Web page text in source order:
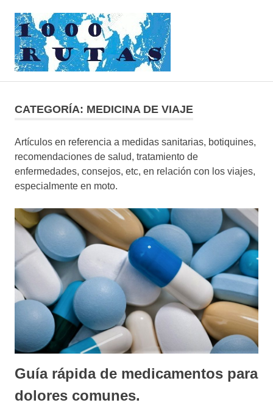
contenido
ruedas
CATEGORÍA: MEDICINA DE VIAJE
Artículos en referencia a medidas sanitarias, botiquines,
recomendaciones de salud, tratamiento de
enfermedades, consejos, etc, en relación con los viajes,
especialmente en moto.
Guía rápida de medicamentos para
dolores comunes.